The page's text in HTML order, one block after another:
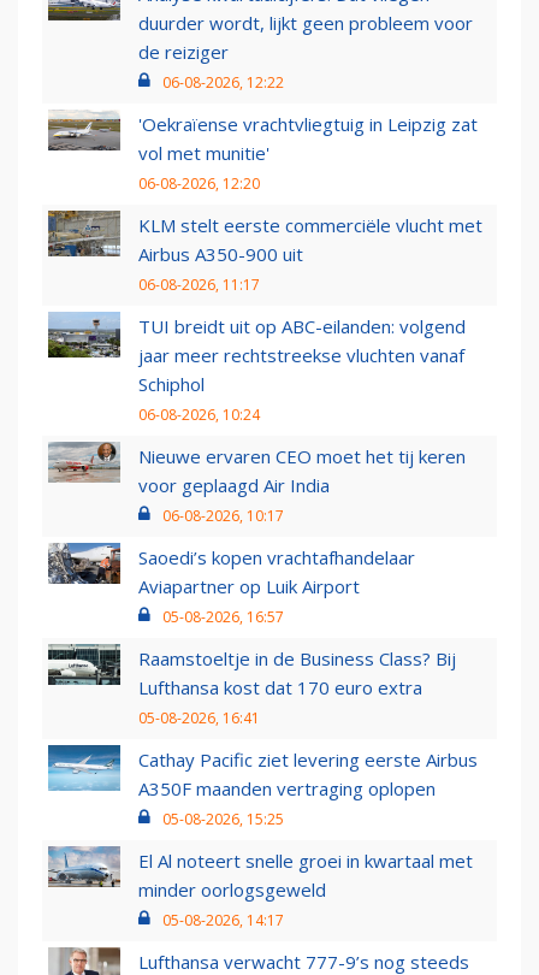
duurder wordt, lijkt geen probleem voor
de reiziger
06-08-2026, 12:22
'Oekraïense vrachtvliegtuig in Leipzig zat
vol met munitie'
06-08-2026, 12:20
KLM stelt eerste commerciële vlucht met
Airbus A350-900 uit
06-08-2026, 11:17
TUI breidt uit op ABC-eilanden: volgend
jaar meer rechtstreekse vluchten vanaf
Schiphol
06-08-2026, 10:24
Nieuwe ervaren CEO moet het tij keren
voor geplaagd Air India
06-08-2026, 10:17
Saoedi’s kopen vrachtafhandelaar
Aviapartner op Luik Airport
05-08-2026, 16:57
Raamstoeltje in de Business Class? Bij
Lufthansa kost dat 170 euro extra
05-08-2026, 16:41
Cathay Pacific ziet levering eerste Airbus
A350F maanden vertraging oplopen
05-08-2026, 15:25
El Al noteert snelle groei in kwartaal met
minder oorlogsgeweld
05-08-2026, 14:17
Lufthansa verwacht 777-9’s nog steeds